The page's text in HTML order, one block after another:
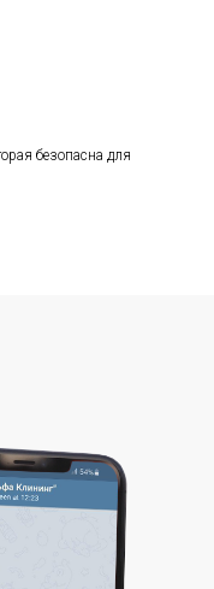
безопасна для